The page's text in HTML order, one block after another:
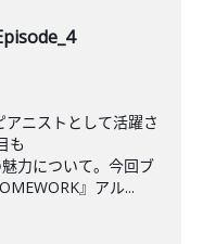
ニストとして活躍さ
も
力について。今回ブ
』アル...